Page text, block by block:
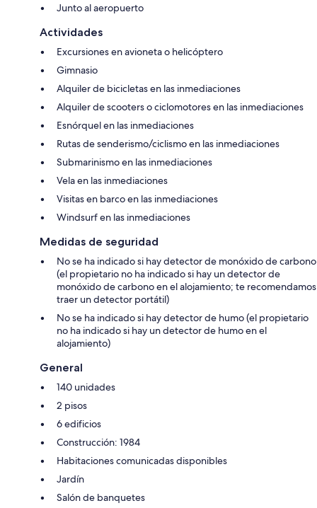
Junto al aeropuerto
Actividades
Excursiones en avioneta o helicóptero
Gimnasio
Alquiler de bicicletas en las inmediaciones
Alquiler de scooters o ciclomotores en las inmediaciones
Esnórquel en las inmediaciones
Rutas de senderismo/ciclismo en las inmediaciones
Submarinismo en las inmediaciones
Vela en las inmediaciones
Visitas en barco en las inmediaciones
Windsurf en las inmediaciones
Medidas de seguridad
No se ha indicado si hay detector de monóxido de carbono
(el propietario no ha indicado si hay un detector de
monóxido de carbono en el alojamiento; te recomendamos
traer un detector portátil)
No se ha indicado si hay detector de humo (el propietario
no ha indicado si hay un detector de humo en el
alojamiento)
General
140 unidades
2 pisos
6 edificios
Construcción: 1984
Habitaciones comunicadas disponibles
Jardín
Salón de banquetes